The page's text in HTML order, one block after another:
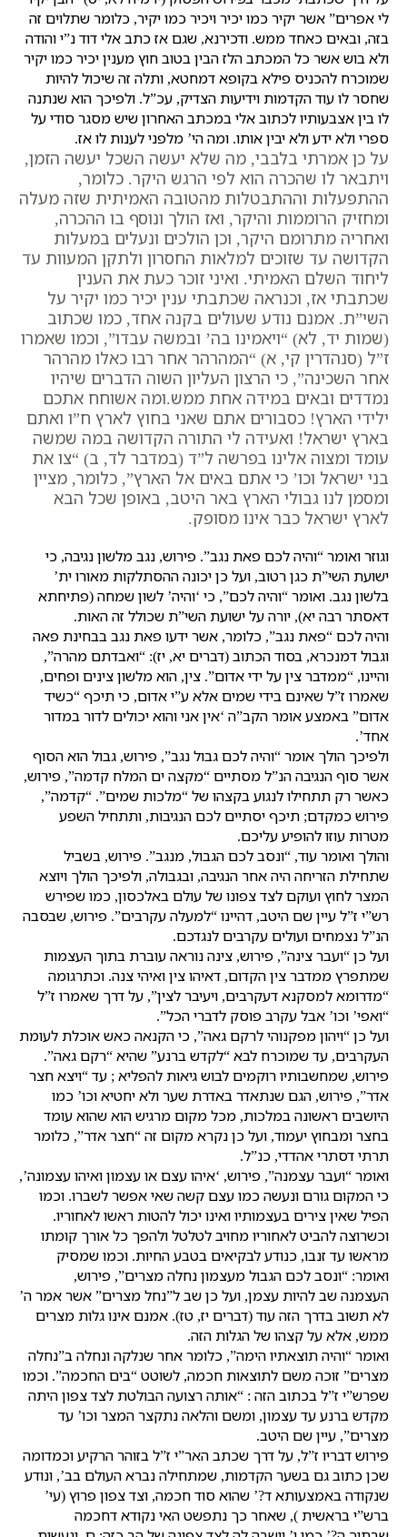
לי אפרים” אשר יקיר כמו יכיר ויכיר כמו יקיר, כלומר שתלוים זה
בזה, ובאים כאחד ממש. ודכירנא, שגם אז כתב אלי דוד נ”י והודה
ולא בוש אשר כל המכתב הלז הבין בטוב חוץ מענין יכיר כמו יקיר
שמוכרח להכניס פילא בקופא דמחטא, ותלה זה שיכול להיות
שחסר לו עוד הקדמות וידיעות הצדיק, עכ”ל. ולפיכך הוא שנתנה
לו בין אצבעותיו לכתוב אלי במכתב האחרון שיש מסגר סודי על
ספרי ולא ידע ולא יבין אותו. ומה הי’ מלפני לענות לו אז.
על כן אמרתי בלבבי, מה שלא יעשה השכל יעשה הזמן,
ויתבאר לו שהכרה הוא לפי הרגש היקר. כלומר,
ההתפעלות וההתבטלות מהטובה האמיתית שזה מעלה
ומחזיק הרוממות והיקר, ואז הולך ונוסף בו ההכרה,
ואחריה מתרומם היקר, וכן הולכים ונעלים במעלות
הקדושה עד שזוכים למלאות החסרון ולתקן המעוות עד
ליחוד השלם האמיתי. ואיני זוכר כעת את הענין
שכתבתי אז, וכנראה שכתבתי ענין יכיר כמו יקיר על
השי”ת. אמנם נודע שעולים בקנה אחד, כמו שכתוב
(שמות יד, לא) “ויאמינו בה’ ובמשה עבדו”, וכמו שאמרו
ז”ל (סנהדרין קי, א) “המהרהר אחר רבו כאלו מהרהר
אחר השכינה”, כי הרצון העליון השוה הדברים שיהיו
נמדדים ובאים במידה אחת ממש.ומה אשוחח אתכם
ילידי הארץ! כסבורים אתם שאני בחוץ לארץ ח”ו ואתם
בארץ ישראל! ואעידה לי התורה הקדושה במה שמשה
עומד ומצוה אלינו בפרשה ל”ד (במדבר לד, ב) “צו את
בני ישראל וכו’ כי אתם באים אל הארץ”, כלומר, מציין
ומסמן לנו גבולי הארץ באר היטב, באופן שכל הבא
לארץ ישראל כבר אינו מסופק.
וגוזר ואומר “והיה לכם פאת נגב”. פירוש, נגב מלשון נגיבה, כי
ישועת השי”ת כגן רטוב, ועל כן יכונה ההסתלקות מאורו ית’
בלשון נגב. ואומר “והיה לכם”, כי ‘והיה’ לשון שמחה (פתיחתא
דאסתר רבה יא), יורה על ישועת השי”ת שכולל זה האות.
והיה לכם “פאת נגב”, כלומר, אשר ידעו פאת נגב בבחינת פאה
וגבול דמנכרא, בסוד הכתוב (דברים יא, יז): “ואבדתם מהרה”,
והיינו, “ממדבר צין על ידי אדום”. צין, הוא מלשון צינים ופחים,
שאמרו ז”ל שאינם בידי שמים אלא ע”י אדום, כי תיכף “כשיד
אדום” באמצע אומר הקב”ה ‘אין אני והוא יכולים לדור במדור
אחד’.
ולפיכך הולך אומר “והיה לכם גבול נגב”, פירוש, גבול הוא הסוף
אשר סוף הנגיבה הנ”ל מסתיים “מקצה ים המלח קדמה”, פירוש,
כאשר רק תתחילו לנגוע בקצהו של “מלכות שמים”. “קדמה”,
פירוש כמקדם; תיכף יסתיים לכם הנגיבות, ותתחיל השפע
מטרות עוזו להופיע עליכם.
והולך ואומר עוד, “ונסב לכם הגבול, מנגב”. פירוש, בשביל
שתחילת הזריחה היה אחר הנגיבה, ובגבולה, ולפיכך הולך ויוצא
המצר לחוץ ועוקם לצד צפונו של עולם באלכסון, כמו שפירש
רש”י ז”ל עיין שם היטב, דהיינו “למעלה עקרבים”. פירוש, שבסבה
הנ”ל נצמחים ועולים עקרבים לנגדכם.
ועל כן “ועבר צינה”, פירוש, צינה נוראה עוברת בתוך העצמות
שמתפרץ ממדבר צין הקדום, דאיהו צין ואיהי צנה. וכתרגומה
“מדרומא למסקנא דעקרבים, ויעיבר לצין”, על דרך שאמרו ז”ל
“ואפי’ וכו’ אבל עקרב פוסק לדברי הכל”.
ועל כן “ויהון מפקנוהי לרקם גאה”, כי הקנאה כאש אוכלת לעומת
העקרבים, עד שמוכרח לבא “לקדש ברנע” שהיא “רקם גאה”.
פירוש, שמחשבותיו רוקמים לבוש גיאות להפליא ; עד “ויצא חצר
אדר”, פירוש, הגם שנתאדר באדרת שער ולא יחטיא וכו’ כמו
היושבים ראשונה במלכות, מכל מקום מרגיש הוא שהוא עומד
בחצר ומבחוץ יעמוד, ועל כן נקרא מקום זה “חצר אדר”, כלומר
תרתי דסתרי אהדדי, כנ”ל.
ואומר “ועבר עצמנה”, פירוש, ‘איהו עצם או עצמון ואיהו עצמונה’,
כי המקום גורם ונעשה כמו עצם קשה שאי אפשר לשברו. וכמו
הפיל שאין צירים בעצמותיו ואינו יכול להטות ראשו לאחוריו.
וכשרוצה להביט לאחוריו מחויב לטלטל ולהפך כל אורך קומתו
מראשו עד זנבו, כנודע לבקיאים בטבע החיות. וכמו שמסיק
ואומר: “ונסב לכם הגבול מעצמון נחלה מצרים”, פירוש,
העצמנה שב להיות עצמן, ועל כן שב ל”נחל מצרים” אשר אמר ה’
לא תשוב בדרך הזה עוד (דברים יז, טז). אמנם אינו גלות מצרים
ממש, אלא על קצהו של הגלות הזה.
ואומר “והיה תוצאתיו הימה”, כלומר אחר שנלקה ונחלה ב”נחלה
מצרים” זוכה משם לתוצאות חכמה, לשוטט “בים החכמה”. וכמו
שפרש”י ז”ל בכתוב הזה : “אותה רצועה הבולטת לצד צפון היתה
מקדש ברנע עד עצמון, ומשם והלאה נתקצר המצר וכו’ עד
מצרים”, עיין שם היטב.
פירוש דבריו ז”ל, על דרך שכתב האר”י ז”ל בזוהר הרקיע וכמדומה
שכן כתוב גם בשער הקדמות, שמתחילה נברא העולם בב’, ונודע
שנקודה באמצעותא ד?’ שהוא סוד חכמה, וצד צפון פרוץ (עי’
ברש”י בראשית ), שאחר כך נתפשט האי נקודא דחכמה